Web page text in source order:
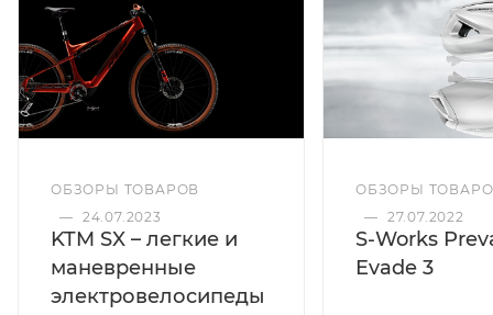
ОБЗОРЫ ТОВАРОВ
— 24.07.2023
KTM SX – легкие и
маневренные
электровелосипеды
ОБЗОРЫ
— 27.07.2022
S-Works
Evade 3